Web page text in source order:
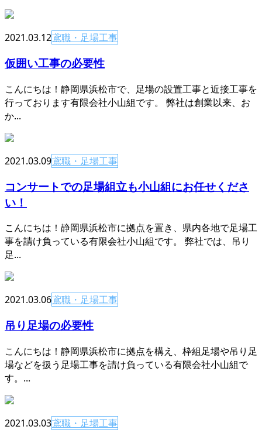
2021.03.12鳶職・足場工事
仮囲い工事の必要性
こんにちは！静岡県浜松市で、足場の設置工事と近接工事を
行っております有限会社小山組です。 弊社は創業以来、お
か...
2021.03.09鳶職・足場工事
コンサートでの足場組立も小山組にお任せくださ
い！
こんにちは！静岡県浜松市に拠点を置き、県内各地で足場工
事を請け負っている有限会社小山組です。 弊社では、吊り
足...
2021.03.06鳶職・足場工事
吊り足場の必要性
こんにちは！静岡県浜松市に拠点を構え、枠組足場や吊り足
場などを扱う足場工事を請け負っている有限会社小山組で
す。...
2021.03.03鳶職・足場工事